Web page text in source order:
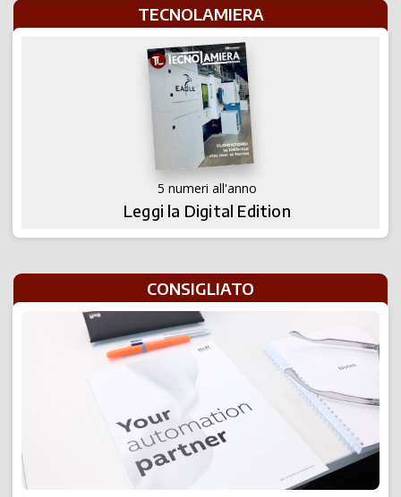
TECNOLAMIERA
5 numeri all'anno
Leggi la Digital Edition
CONSIGLIATO